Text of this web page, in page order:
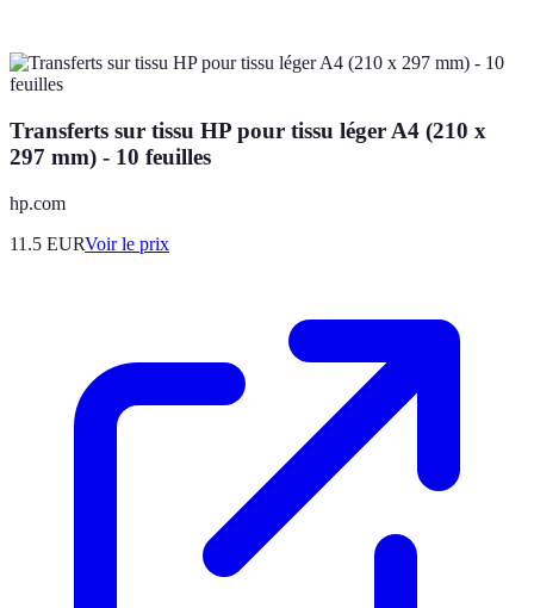
Transferts sur tissu HP pour tissu léger A4 (210 x
297 mm) - 10 feuilles
hp.com
11.5 EURVoir le prix